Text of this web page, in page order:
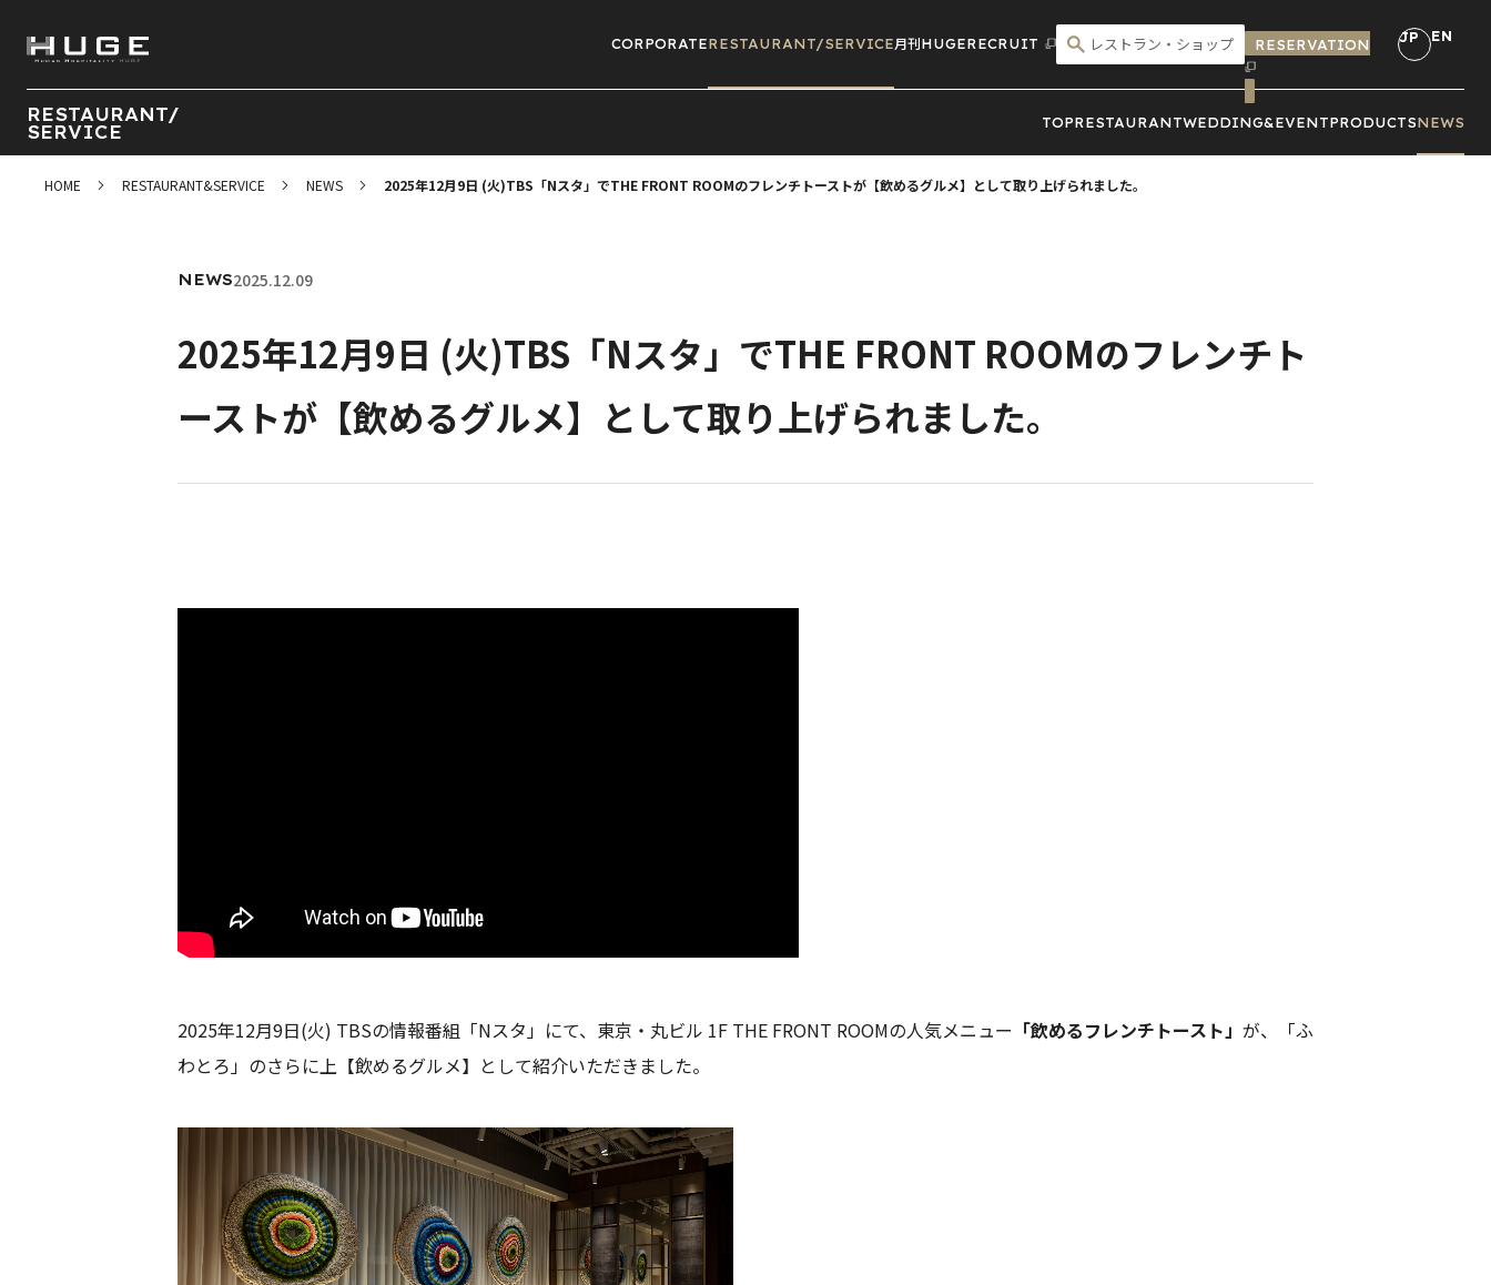
CORPORATERESTAURANT/SERVICE月刊HUGERECRUIT RESERVATION JP EN
RESTAURANT/
SERVICE
TOPRESTAURANTWEDDING& EVENTPRODUCTSNEWS
HOME RESTAURANT&SERVICE NEWS 2025年12月9日 (火)TBS「Nスタ」でTHE FRONT ROOMのフレンチトーストが【飲めるグルメ】として取り上げられました。
NEWS2025.12.09
2025年12月9日 (火)TBS「Nスタ」でTHE FRONT ROOMのフレンチト
ーストが【飲めるグルメ】として取り上げられました。
2025年12月9日(火) TBSの情報番組「Nスタ」にて、東京・丸ビル 1F THE FRONT ROOMの人気メニュー 「飲めるフレンチトースト」 が、
「ふ
わとろ」のさらに上 【飲めるグルメ】として紹介いただきました。